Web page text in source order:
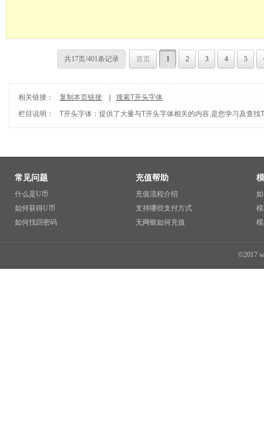
共17页/401条记录 首页 1 2 3 4 5
相关链接： 复制本页链接
搜索T开头字体
栏目说明：
T开头字体 ：提供了大量与T开头字体相关的内容,是您学习及查
常见问题
什么是U币
如何获得U币
如何找回密码
充值帮助
充值流程介绍
支持哪些支付方式
无网银如何充值
©2017